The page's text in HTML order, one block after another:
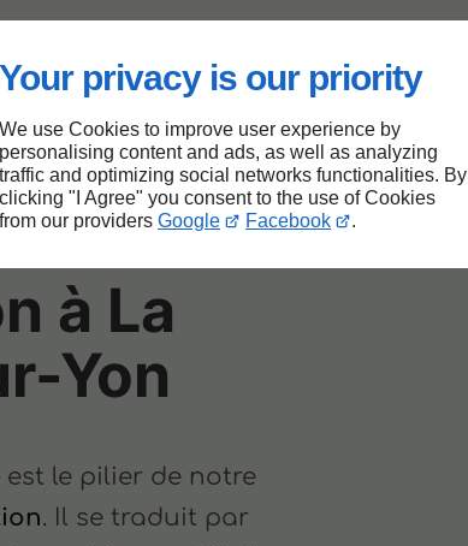
Your privacy is our priority
We use Cookies to improve user experience by
personalising content and ads, as well as analyzing
traffic and optimizing social networks functionalities. By
clicking "I Agree" you consent to the use of Cookies
from our providers Google Facebook .
notre
de
à La
Yon
le pilier de notre
. Il se traduit par